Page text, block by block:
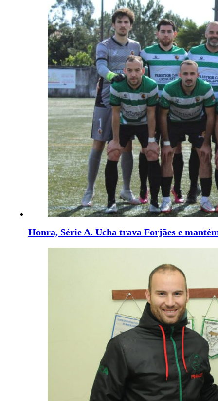
Honra, Série A. Ucha trava Forjães e